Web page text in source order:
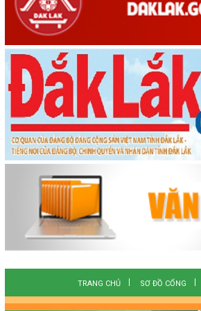
TRANG CHỦ SƠ ĐỒ CỔNG